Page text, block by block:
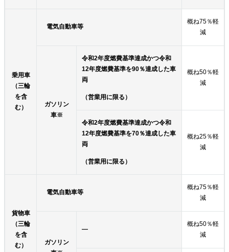
乗用車
（三輪
を含
む）
電気自動車等
概ね75％軽
減
ガソリン
車※
令和2年度燃費基準達成かつ令和
12年度燃費基準を90％達成した車
両
（営業用に限る）
概ね50％軽
減
令和2年度燃費基準達成かつ令和
12年度燃費基準を70％達成した車
両
（営業用に限る）
概ね25％軽
減
貨物車
（三輪
を含
む）
電気自動車等
概ね75％軽
減
ガソリン
―
概ね50％軽
減